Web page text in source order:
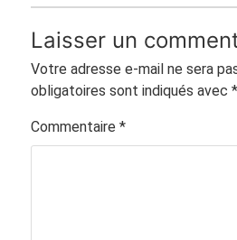
Laisser un
Votre adresse e-mail ne sera
obligatoires sont indiqués avec *
Commentaire *